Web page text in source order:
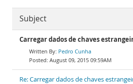
Subject
Carregar dados de chaves
Pedro Cunha
August 09, 2015 09:59AM
Re: Carregar dados de chaves